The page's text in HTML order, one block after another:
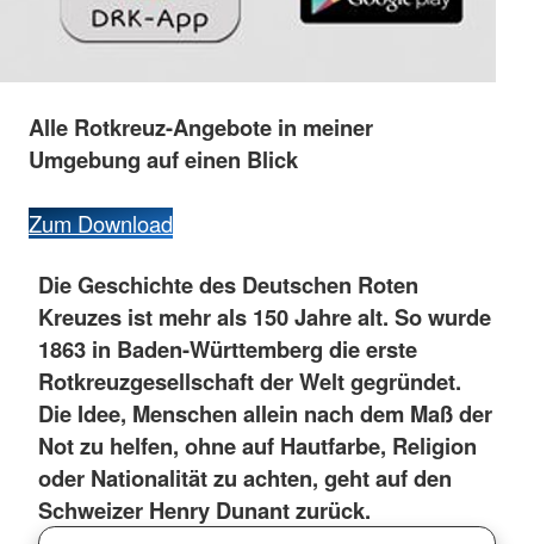
Alle Rotkreuz-Angebote in meiner
Umgebung aufeinen Blick
Zum Download
Die Geschichte des Deutschen Roten
Kreuzes ist mehr als 150 Jahre alt. So wurde
1863 in Baden-Württemberg die erste
Rotkreuzgesellschaft der Welt gegründet.
Die Idee, Menschen allein nach dem Maß der
Not zu helfen, ohne auf Hautfarbe, Religion
oder Nationalität zu achten, geht auf den
Schweizer Henry Dunant zurück.